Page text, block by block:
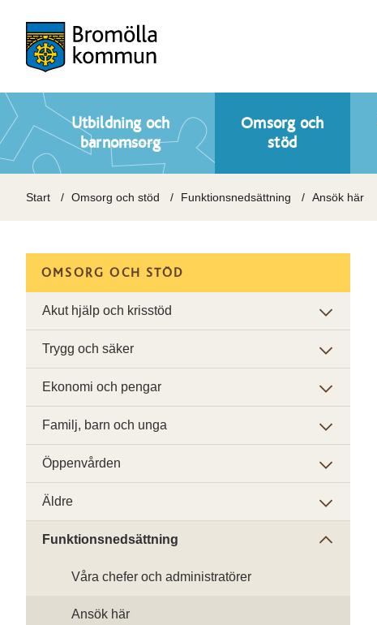
Utbildning och
barnomsorg
Omsorg och
stöd
Start Omsorg och stöd Funktionsnedsättning Ansök här
OMSORG OCH STÖD
Akut hjälp och krisstöd
Trygg och säker
Ekonomi och pengar
Familj, barn och unga
Öppenvården
Äldre
Funktionsnedsättning
Våra chefer och administratörer
Ansök här